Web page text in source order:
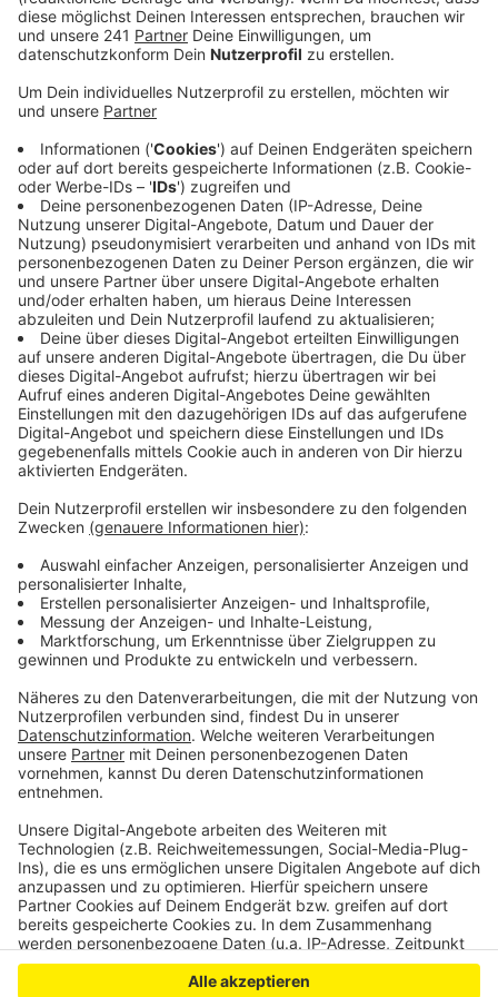
Anzeige
Veröffentlicht:Mittwoch, 08.01.2025 06:25
Anzeige
Der Schauspieler und Sänger, einigen vielleicht
bekannt aus der Fernsehserie Köln 50667, gibt an, er
wolle die Stadt Leverkusen, in der er aufgewachsen
ist, wieder in bessere Zeiten führen, und sich vor allem
für Kinder und ältere Menschen einsetzen.
Anzeige
Mehr News aus Leverkusen
Anzeige
Herausforderung Unternehmensnachfolge in
Leverkusen
Vereine sollen in Schlebusch gemeinsam feiern
Mehrwegpflicht: Leverkusener Gaststätten weiterhin
skeptisch
Anzeige
Anzeige